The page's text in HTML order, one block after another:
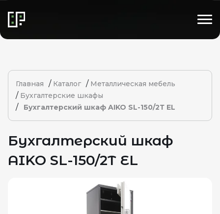
Главная / Каталог / Металлическая мебель
/ Бухгалтерские шкафы
/ Бухгалтерский шкаф AIKO SL-150/2Т EL
Бухгалтерский шкаф
AIKO SL-150/2Т EL